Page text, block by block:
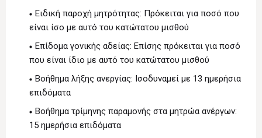
Ειδική παροχή μητρότητας: Πρόκειται για ποσό που
είναι ίσο με αυτό του κατώτατου μισθού
Επίδομα γονικής αδείας: Επίσης πρόκειται για ποσό
που είναι ίδιο με αυτό του κατώτατου μισθού
Βοήθημα λήξης ανεργίας: Ισοδυναμεί με 13 ημερήσια
επιδόματα
Βοήθημα τρίμηνης παραμονής στα μητρώα ανέργων:
15 ημερήσια επιδόματα